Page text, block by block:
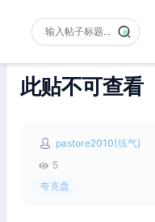
此贴不可查看
pastore2010(练气)
5
夸克盘